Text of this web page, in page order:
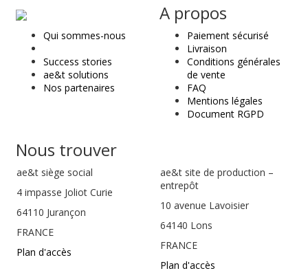
ae
&
t
Qui sommes-nous
Success stories
ae&t solutions
Nos partenaires
A propos
Paiement sécurisé
Livraison
Conditions générales
de vente
FAQ
Mentions légales
Document RGPD
Nous trouver
ae&t siège social
4 impasse Joliot Curie
64110 Jurançon
FRANCE
Plan d'accès
ae&t site de production –
entrepôt
10 avenue Lavoisier
64140 Lons
FRANCE
Plan d'accès